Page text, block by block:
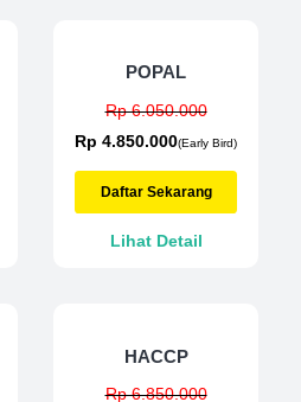
POPAL
Rp 6.050.000
Rp 4.850.000(Early Bird)
Daftar Sekarang
Lihat Detail
HACCP
Rp 6.850.000